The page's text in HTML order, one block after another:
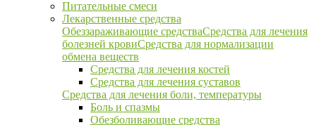
Питательные смеси
Лекарственные средства
Обеззараживающие средстваСредства для лечения
болезней кровиСредства для нормализации
обмена веществ
Средства для лечения костей
Средства для лечения суставов
Средства для лечения боли, температуры
Боль и спазмы
Обезболивающие средства